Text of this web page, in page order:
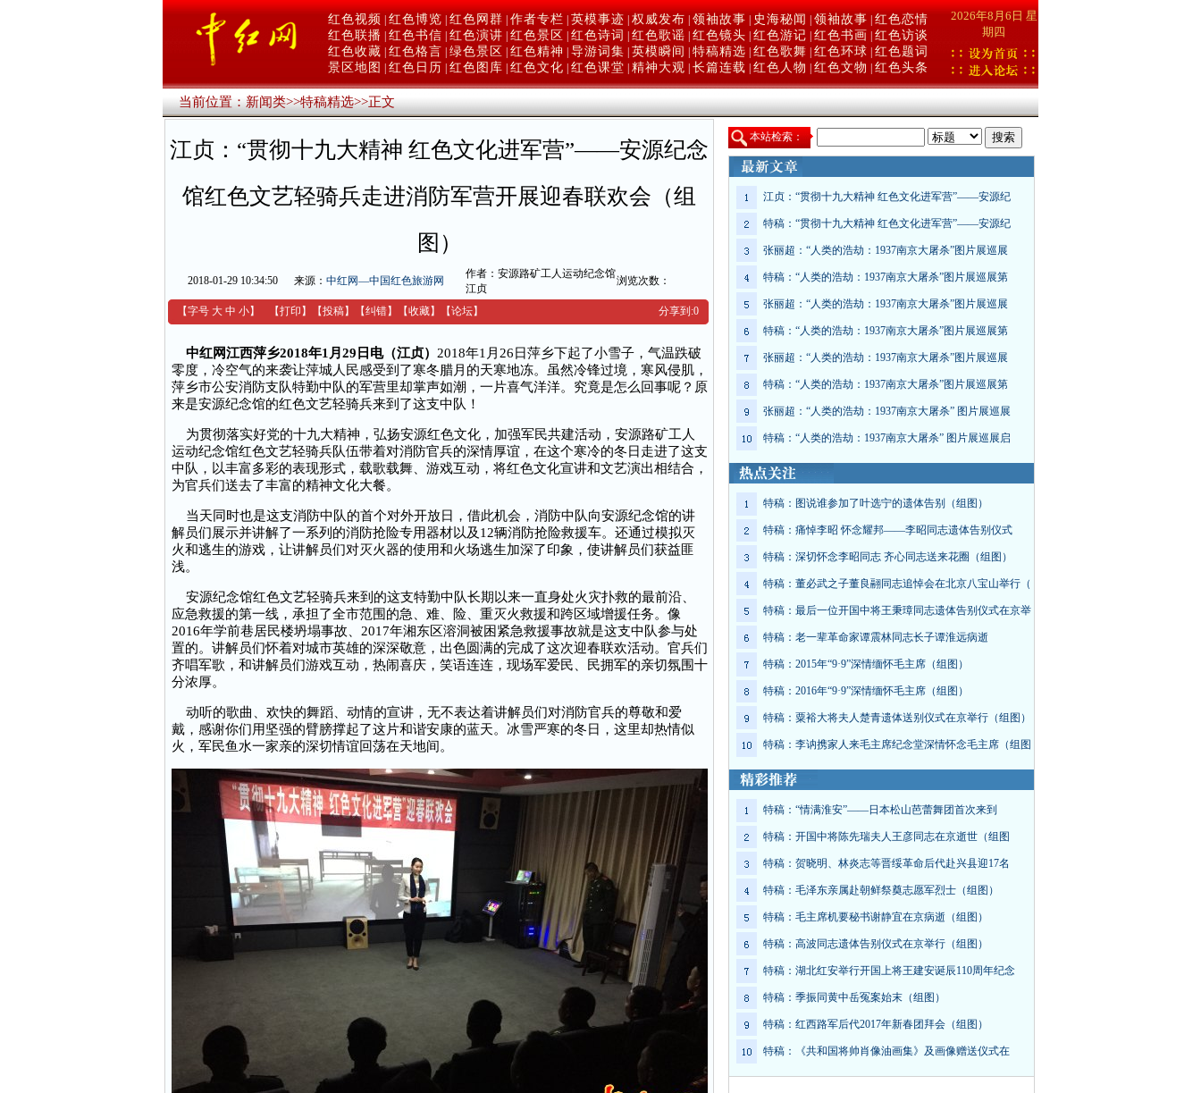
红色视频 红色博览 红色网群 作者专栏 英模事迹 权威发布 领袖故事 史海秘闻 领袖故事 红色恋情
红色联播 红色书信 红色演讲 红色景区 红色诗词 红色歌谣 红色镜头 红色游记 红色书画
红色访谈
红色收藏 红色格言 绿色景区 红色精神 导游词集 英模瞬间 特稿精选 红色歌舞 红色环球 红色题词
景区地图
红色日历 红色图库 红色文化 红色课堂 精神大观 长篇连载 红色人物 红色文物 红色头条
2026年8月6日 星
期四
当前位置：新闻类>>特稿精选>>正文
江贞：“贯彻十九大精神 红色文化进军营”——安源纪念
馆红色文艺轻骑兵走进消防军营开展迎春联欢会（组
图）
2018-01-29 10:34:50 来源： 中红网—中国红色旅游网
作者：安源路矿工人运动纪念馆
江贞
浏览次数：
【字号 大 中 小】 【打印 】 【投稿】 【纠错】 【收藏】 【论坛】 分享到:0
中红网江西萍乡2018年1月29日电（江贞） 2018年1月26日萍乡下起了小雪子，气温跌破
零度，冷空气的来袭让萍城人民感受到了寒冬腊月的天寒地冻。虽然冷锋过境，寒风侵肌，
萍乡市公安消防支队特勤中队的军营里却掌声如潮，一片喜气洋洋。究竟是怎么回事呢？原
来是安源纪念馆的红色文艺轻骑兵来到了这支中队！
为贯彻落实好党的十九大精神，弘扬安源红色文化，加强军民共建活动，安源路矿工人
运动纪念馆红色文艺轻骑兵队伍带着对消防官兵的深情厚谊，在这个寒冷的冬日走进了这支
中队，以丰富多彩的表现形式，载歌载舞、游戏互动，将红色文化宣讲和文艺演出相结合，
为官兵们送去了丰富的精神文化大餐。
当天同时也是这支消防中队的首个对外开放日，借此机会，消防中队向安源纪念馆的讲
解员们展示并讲解了一系列的消防抢险专用器材以及12辆消防抢险救援车。还通过模拟灭
火和逃生的游戏，让讲解员们对灭火器的使用和火场逃生加深了印象，使讲解员们获益匪
浅。
安源纪念馆红色文艺轻骑兵来到的这支特勤中队长期以来一直身处火灾扑救的最前沿、
应急救援的第一线，承担了全市范围的急、难、险、重灭火救援和跨区域增援任务。像
2016年学前巷居民楼坍塌事故、2017年湘东区溶洞被困紧急救援事故就是这支中队参与处
置的。讲解员们怀着对城市英雄的深深敬意，出色圆满的完成了这次迎春联欢活动。官兵们
齐唱军歌，和讲解员们游戏互动，热闹喜庆，笑语连连，现场军爱民、民拥军的亲切氛围十
分浓厚。
动听的歌曲、欢快的舞蹈、动情的宣讲，无不表达着讲解员们对消防官兵的尊敬和爱
戴，感谢你们用坚强的臂膀撑起了这片和谐安康的蓝天。冰雪严寒的冬日，这里却热情似
火，军民鱼水一家亲的深切情谊回荡在天地间。
本站检索：
江贞：“贯彻十九大精神 红色文化进军营”——安源纪
特稿：“贯彻十九大精神 红色文化进军营”——安源纪
张丽超：“人类的浩劫：1937南京大屠杀”图片展巡展
特稿：“人类的浩劫：1937南京大屠杀”图片展巡展第
张丽超：“人类的浩劫：1937南京大屠杀”图片展巡展
特稿：“人类的浩劫：1937南京大屠杀”图片展巡展第
张丽超：“人类的浩劫：1937南京大屠杀”图片展巡展
特稿：“人类的浩劫：1937南京大屠杀”图片展巡展第
张丽超：“人类的浩劫：1937南京大屠杀” 图片展巡展
特稿：“人类的浩劫：1937南京大屠杀” 图片展巡展启
特稿：图说谁参加了叶选宁的遗体告别（组图）
特稿：痛悼李昭 怀念耀邦——李昭同志遗体告别仪式
特稿：深切怀念李昭同志 齐心同志送来花圈（组图）
特稿：董必武之子董良翮同志追悼会在北京八宝山举行（
特稿：最后一位开国中将王秉璋同志遗体告别仪式在京举
特稿：老一辈革命家谭震林同志长子谭淮远病逝
特稿：2015年“9·9”深情缅怀毛主席（组图）
特稿：2016年“9·9”深情缅怀毛主席（组图）
特稿：粟裕大将夫人楚青遗体送别仪式在京举行（组图）
特稿：李讷携家人来毛主席纪念堂深情怀念毛主席（组图
特稿：“情满淮安”——日本松山芭蕾舞团首次来到
特稿：开国中将陈先瑞夫人王彦同志在京逝世（组图
特稿：贺晓明、林炎志等晋绥革命后代赴兴县迎17名
特稿：毛泽东亲属赴朝鲜祭奠志愿军烈士（组图）
特稿：毛主席机要秘书谢静宜在京病逝（组图）
特稿：高波同志遗体告别仪式在京举行（组图）
特稿：湖北红安举行开国上将王建安诞辰110周年纪念
特稿：季振同黄中岳冤案始末（组图）
特稿：红西路军后代2017年新春团拜会（组图）
特稿：《共和国将帅肖像油画集》及画像赠送仪式在